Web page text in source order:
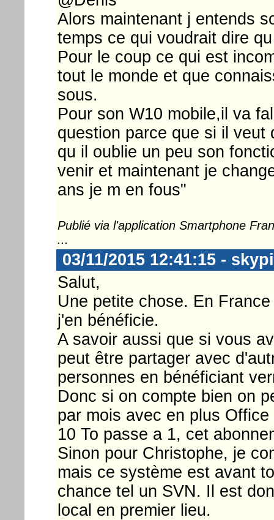
Alors maintenant j entends
temps ce qui voudrait dire
Pour le coup ce qui est
tout le monde et que
sous.
Pour son W10 mobile,il va
question parce que si il veut
qu il oublie un peu son
venir et maintenant je
ans je m en fous"
Publié via l'application Smartphone
...
03/11/2015 12:41:15 -
Salut,
Une petite chose. En
j'en bénéficie.
A savoir aussi que si vous
peut être partager avec
personnes en bénéficiant
Donc si on compte bien on
par mois avec en plus
10 To passe a 1, cet
Sinon pour Christophe, je
mais ce système est avant
chance tel un SVN. Il est
local en premier lieu.